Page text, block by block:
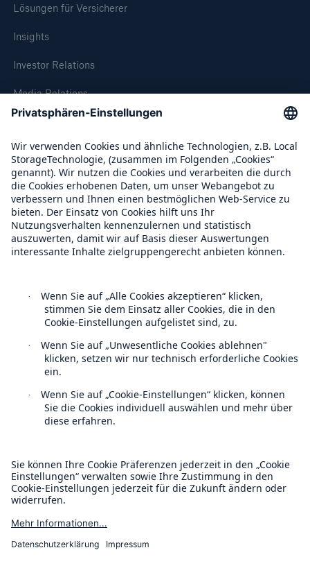
Lösungen für Versicherer
Insights
Investor Relations
Media Relations
Compliance
Über Munich Re
Munich Re Weltweit
Datenschutz
Rechtliche Hinweise
Sitemap
Impressum
MIRA Digital Suite
Lösungen
Cyber-Lösungen von Munich Re
Home